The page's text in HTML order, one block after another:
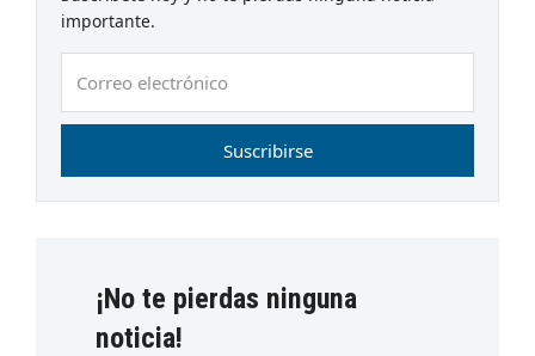
importante.
electrónico
Suscribirse
¡No te pierdas ninguna
noticia!